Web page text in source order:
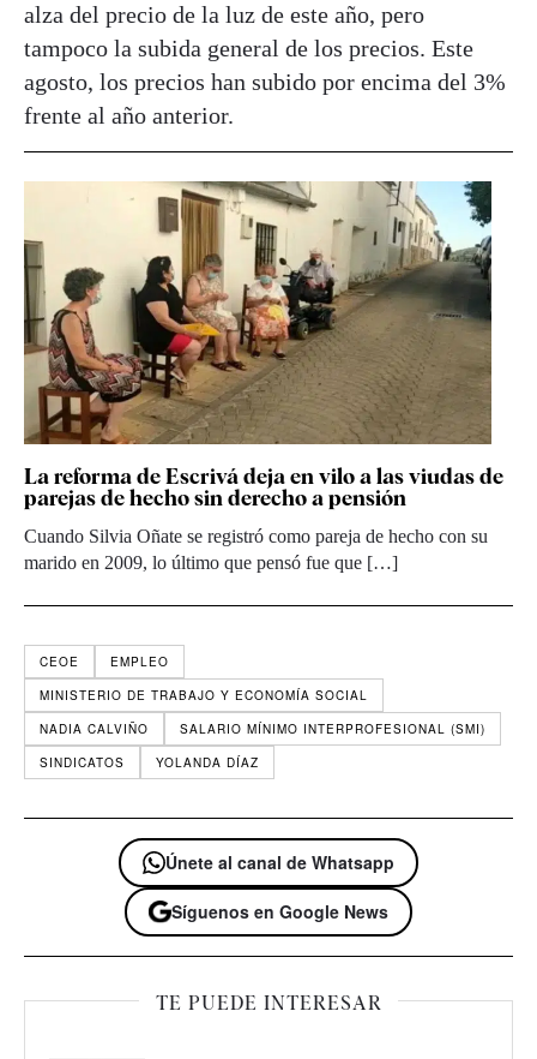
alza del precio de la luz de este año, pero
tampoco la subida general de los precios. Este
agosto, los precios han subido por encima del 3%
frente al año anterior.
La reforma de Escrivá deja en vilo a las viudas de
parejas de hecho sin derecho a pensión
Cuando Silvia Oñate se registró como pareja de hecho con su
marido en 2009, lo último que pensó fue que […]
CEOE
EMPLEO
MINISTERIO DE TRABAJO Y ECONOMÍA SOCIAL
NADIA CALVIÑO
SALARIO MÍNIMO INTERPROFESIONAL (SMI)
SINDICATOS
YOLANDA DÍAZ
Únete al canal de Whatsapp
Síguenos en Google News
TE PUEDE INTERESAR